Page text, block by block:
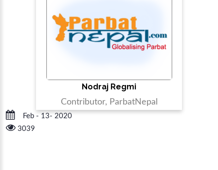
Nodraj Regmi
Contributor, ParbatNepal
Feb - 13- 2020
3039